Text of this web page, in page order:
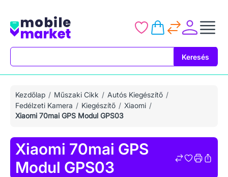
Keresés
Kezdőlap Műszaki Cikk
Autós Kiegészítő
Fedélzeti Kamera
Kiegészítő
Xiaomi
Xiaomi 70mai GPS Modul GPS03
Xiaomi 70mai GPS
Modul GPS03